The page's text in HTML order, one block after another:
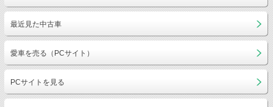
最近見た中古車
愛車を売る（PCサイト）
PCサイトを見る